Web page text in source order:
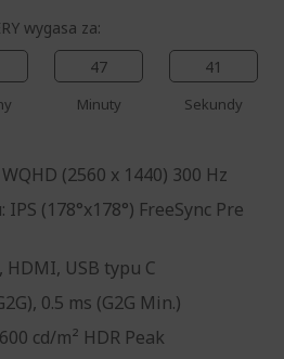
wygasa za:
47
Minuty
40
Sekundy
(2560 x 1440) 300 Hz
(178°x178°) FreeSync Pre
USB typu C
0.5 ms (G2G Min.)
cd/m² HDR Peak